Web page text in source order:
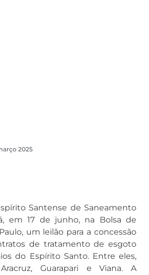
2025
Santense de Saneamento
em 17 de junho, na Bolsa de
um leilão para a concessão
de tratamento de esgoto
do Espírito Santo. Entre eles,
Guarapari e Viana. A